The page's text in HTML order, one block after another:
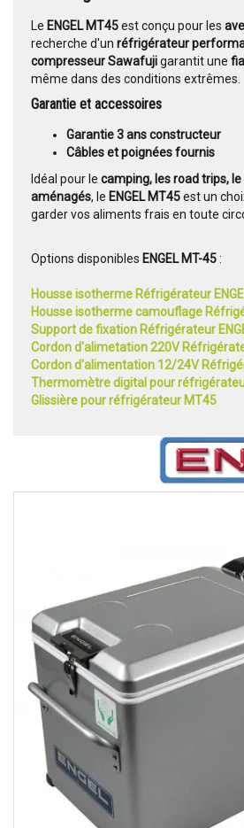
Le ENGEL MT45est conçu pour les
recherche d'un réfrigérateur
compresseur Sawafujigarantit une
même dans des conditions extrêmes.
Garantie et accessoires
Garantie 3 ansconstructeur
Câbles et poignées fournis
Idéal pour le camping, les road trips,
aménagés, le ENGEL MT45est un
garder vos aliments frais en toute
Options disponibles ENGEL MT-45:
Housse isotherme Réfrigérateur
Housse isotherme camouflage
Support de fixation Réfrigérateur
Cordon d'alimetation 220V
Cordon d'alimentation 12/24V
Thermomètre digital pour
Glissière pour réfrigérateur MT45